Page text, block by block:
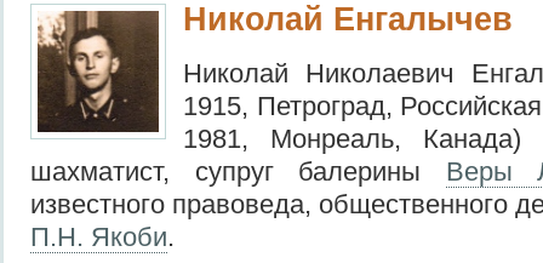
Николай Енгалычев
Николай Николаевич
1915, Петроград,
1981, Монреаль, Канада)
шахматист, супруг балерины Веры
известного правоведа, общественного
П.Н. Якоби.